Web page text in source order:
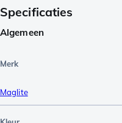
Specificaties
Algemeen
Merk
Maglite